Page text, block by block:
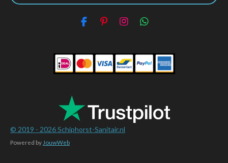
F
e
b
o
P
t
e
r
I
t
a
g
W
t
s
A
© 2019 - 2026Schiphorst-Sanitair.nl
Powered by JouwWeb